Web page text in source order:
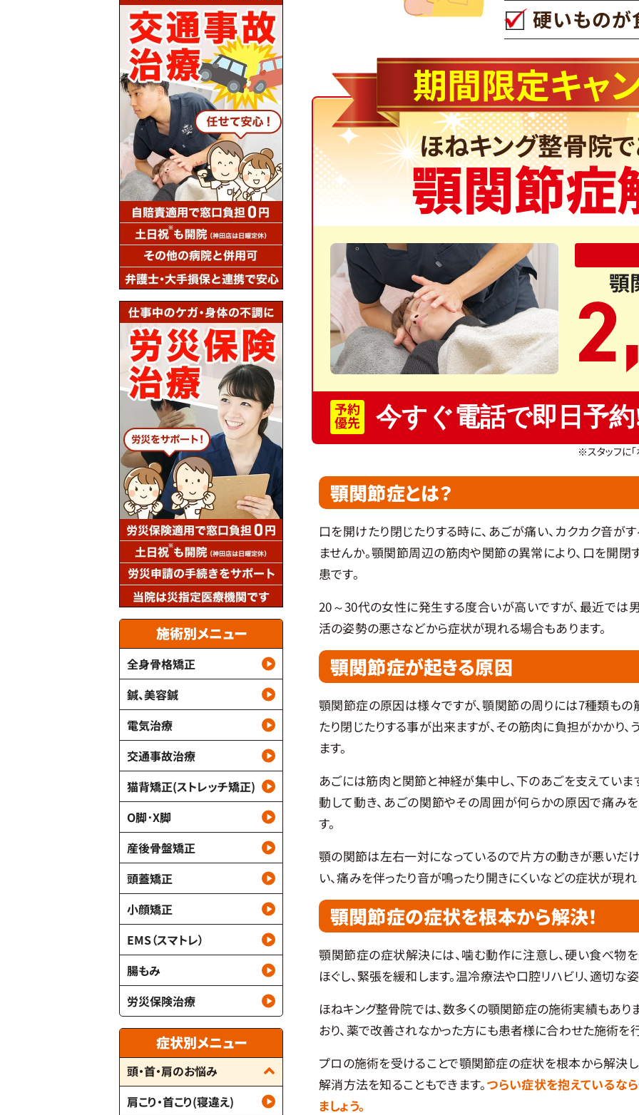
硬いものが
期間限定キャ
ほねキング整骨院
顎関節症
顎
2
予約
優先 今すぐ電話で即日予
※スタッフに
顎関節症とは？
口を開けたり閉じたりする時に、あごが痛い、カクカク音が
ませんか。顎関節周辺の筋肉や関節の異常により、口を開
患です。
20～30代の女性に発生する度合いが高いですが、最近では
活の姿勢の悪さなどから症状が現れる場合もあります。
顎関節症が起きる原因
顎関節症の原因は様々ですが、顎関節の周りには7種類も
たり閉じたりする事が出来ますが、その筋肉に負担がかかり
ます。
あごには筋肉と関節と神経が集中し、下のあごを支えていま
動して動き、あごの関節やその周囲が何らかの原因で痛み
す。
顎の関節は左右一対になっているので片方の動きが悪いだ
い、痛みを伴ったり音が鳴ったり開きにくいなどの症状が現れ
顎関節症の症状を根本から解決！
顎関節症の症状解決には、噛む動作に注意し、硬い食べ物
ほぐし、緊張を緩和します。温冷療法や口腔リハビリ、適切な
ほねキング整骨院では、数多くの顎関節症の施術実績もあり
おり、薬で改善されなかった方にも患者様に合わせた施術を
プロの施術を受けることで顎関節症の症状を根本から解決
解消方法を知ることもできます。つらい症状を抱えているな
ましょう。
施術別メニュー
全身骨格矯正
鍼、美容鍼
電気治療
交通事故治療
猫背矯正(ストレッチ矯正)
O脚･X脚
産後骨盤矯正
頭蓋矯正
小顔矯正
EMS（スマトレ）
腸もみ
労災保険治療
症状別メニュー
頭・首・肩のお悩み
肩こり・首こり(寝違え)